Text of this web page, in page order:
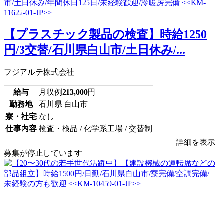
【プラスチック製品の検査】時給1250
円/3交替/石川県白山市/土日休み/...
フジアルテ株式会社
給与 月収例213,000円
勤務地
石川県 白山市
寮・社宅 なし
仕事内容 検査・検品 / 化学系工場 / 交替制
詳細を表示
募集が停止しています